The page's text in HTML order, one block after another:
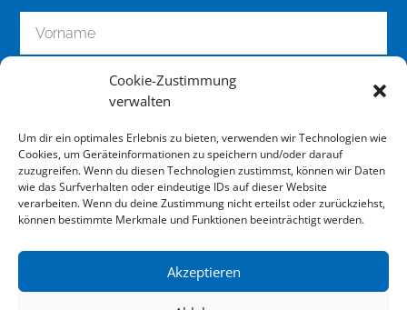
Cookie-Zustimmung
verwalten
Um dir ein optimales Erlebnis zu bieten, verwenden wir Technologien wie
Cookies, um Geräteinformationen zu speichern und/oder darauf
zuzugreifen. Wenn du diesen Technologien zustimmst, können wir Daten
wie das Surfverhalten oder eindeutige IDs auf dieser Website
verarbeiten. Wenn du deine Zustimmung nicht erteilst oder zurückziehst,
können bestimmte Merkmale und Funktionen beeinträchtigt werden.
Akzeptieren
zum Newsletter anmelden
Impressum